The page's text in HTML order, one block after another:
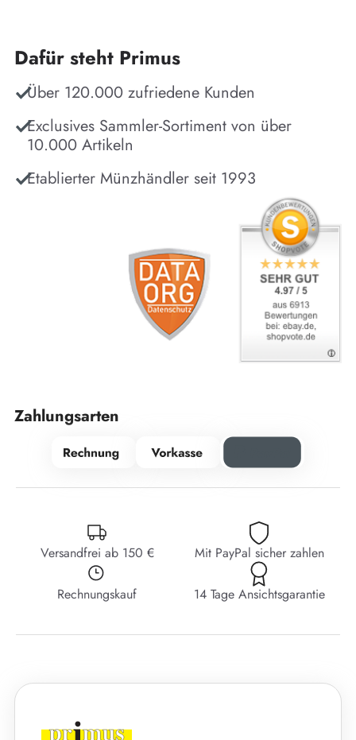
Dafür steht Primus
Über 120.000 zufriedene Kunden
Exclusives Sammler-Sortiment von über
10.000 Artikeln
Etablierter Münzhändler seit 1993
Zahlungsarten
Versandfrei ab 150 € Mit PayPal sicher zahlen
Rechnungskauf 14 Tage Ansichtsgarantie